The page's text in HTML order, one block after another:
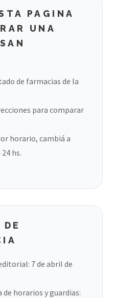
PAGINA
UNA
de farmacias de la
para comparar
horario, cambiá a
hs.
7 de abril de
horarios y guardias: